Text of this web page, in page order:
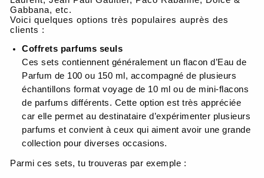
Gabbana, etc.
Voici quelques options très populaires auprès des
clients :
Coffrets parfums seuls
Ces sets contiennent généralement un flacon d’Eau de
Parfum de 100 ou 150 ml, accompagné de plusieurs
échantillons format voyage de 10 ml ou de mini-flacons
de parfums différents. Cette option est très appréciée
car elle permet au destinataire d’expérimenter plusieurs
parfums et convient à ceux qui aiment avoir une grande
collection pour diverses occasions.
Parmi ces sets, tu trouveras par exemple :